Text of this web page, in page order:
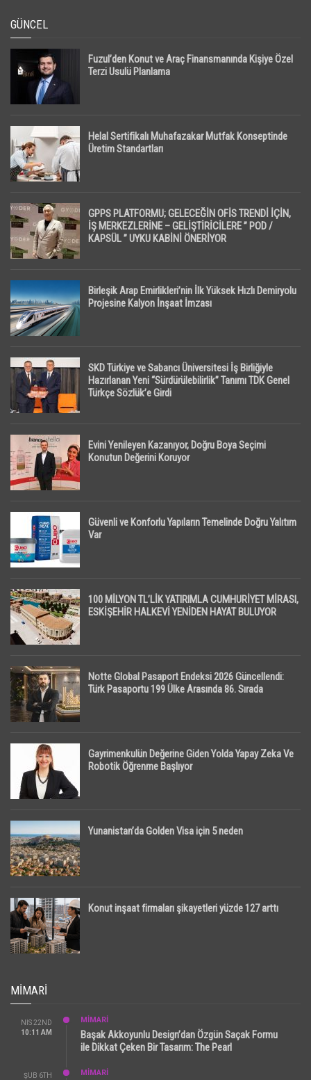
GÜNCEL
Fuzul’den Konut ve Araç Finansmanında Kişiye Özel
Terzi Usulü Planlama
Helal Sertifikalı Muhafazakar Mutfak Konseptinde
Üretim Standartları
GPPS PLATFORMU; GELECEĞİN OFİS TRENDİ İÇİN,
İŞ MERKEZLERİNE – GELİŞTİRİCİLERE ” POD /
KAPSÜL ” UYKU KABİNİ ÖNERİYOR
Birleşik Arap Emirlikleri’nin İlk Yüksek Hızlı Demiryolu
Projesine Kalyon İnşaat İmzası
SKD Türkiye ve Sabancı Üniversitesi İş Birliğiyle
Hazırlanan Yeni “Sürdürülebilirlik” Tanımı TDK Genel
Türkçe Sözlük’e Girdi
Evini Yenileyen Kazanıyor, Doğru Boya Seçimi
Konutun Değerini Koruyor
Güvenli ve Konforlu Yapıların Temelinde Doğru Yalıtım
Var
100 MİLYON TL’LİK YATIRIMLA CUMHURİYET MİRASI,
ESKİŞEHİR HALKEVİ YENİDEN HAYAT BULUYOR
Notte Global Pasaport Endeksi 2026 Güncellendi:
Türk Pasaportu 199 Ülke Arasında 86. Sırada
Gayrimenkulün Değerine Giden Yolda Yapay Zeka Ve
Robotik Öğrenme Başlıyor
Yunanistan’da Golden Visa için 5 neden
Konut inşaat firmaları şikayetleri yüzde 127 arttı
MIMARI
NIS 22ND
10:11 AM
MİMARİ
Başak Akkoyunlu Design’dan Özgün Saçak Formu
ile Dikkat Çeken Bir Tasarım: The Pearl
ŞUB 6TH
MİMARİ